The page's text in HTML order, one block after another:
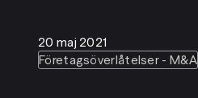
20 maj 2021
Företagsöverlåtelser - M&A